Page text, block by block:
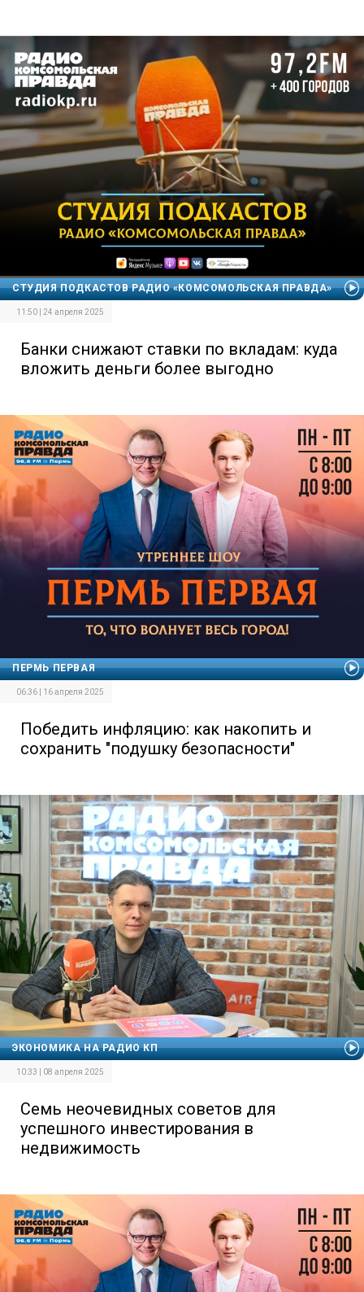
СТУДИЯ ПОДКАСТОВ РАДИО «КОМСОМОЛЬСКАЯ ПРАВДА»
11:50 | 24 апреля 2025
Банки снижают ставки по вкладам: куда
вложить деньги более выгодно
ПЕРМЬ ПЕРВАЯ
06:36 | 16 апреля 2025
Победить инфляцию: как накопить и
сохранить "подушку безопасности"
ЭКОНОМИКА НА РАДИО КП
10:33 | 08 апреля 2025
Семь неочевидных советов для
успешного инвестирования в
недвижимость